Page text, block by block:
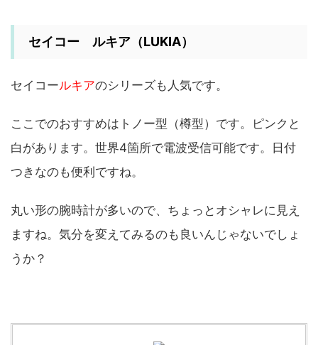
セイコー ルキア（LUKIA）
セイコールキアのシリーズも人気です。
ここでのおすすめはトノー型（樽型）です。ピンクと
白があります。世界4箇所で電波受信可能です。日付
つきなのも便利ですね。
丸い形の腕時計が多いので、ちょっとオシャレに見え
ますね。気分を変えてみるのも良いんじゃないでしょ
うか？